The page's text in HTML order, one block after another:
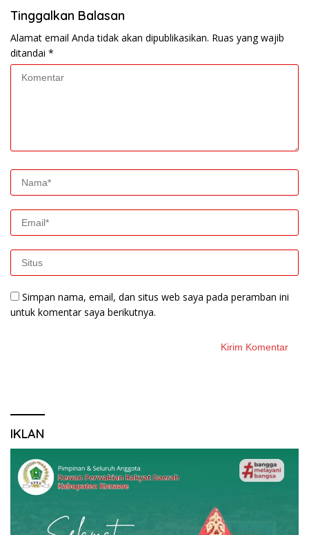
Tinggalkan Balasan
Alamat email Anda tidak akan dipublikasikan. Ruas yang wajib
ditandai *
Simpan nama, email, dan situs web saya pada peramban ini
untuk komentar saya berikutnya.
IKLAN